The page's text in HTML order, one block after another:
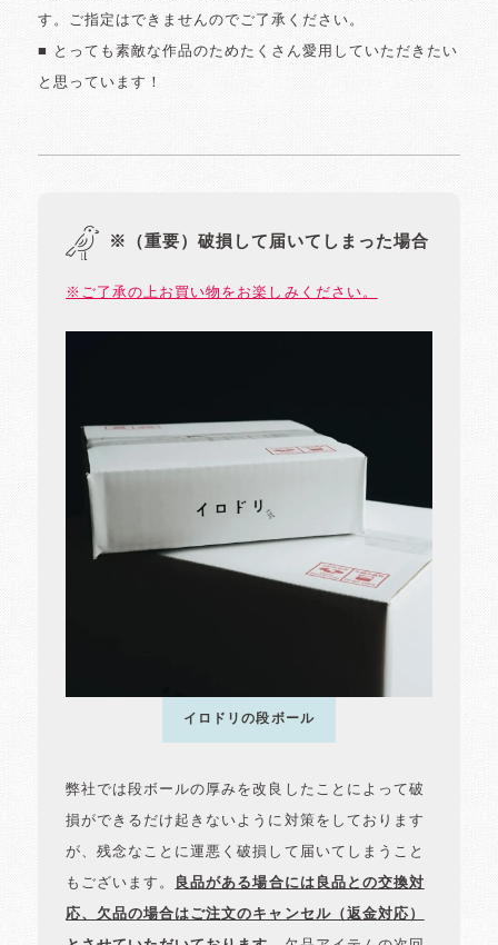
す。ご指定はできませんのでご了承ください。
■ とっても素敵な作品のためたくさん愛用していただきたい
と思っています！
※（重要）破損して届いてしまった場合
※ご了承の上お買い物をお楽しみください。
イロドリの段ボール
弊社では段ボールの厚みを改良したことによって破
損ができるだけ起きないように対策をしております
が、残念なことに運悪く破損して届いてしまうこと
もございます。 良品がある場合には良品との交換対
応、欠品の場合はご注文のキャンセル（返金対応）